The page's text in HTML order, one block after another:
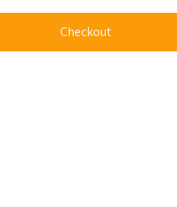
Checkout